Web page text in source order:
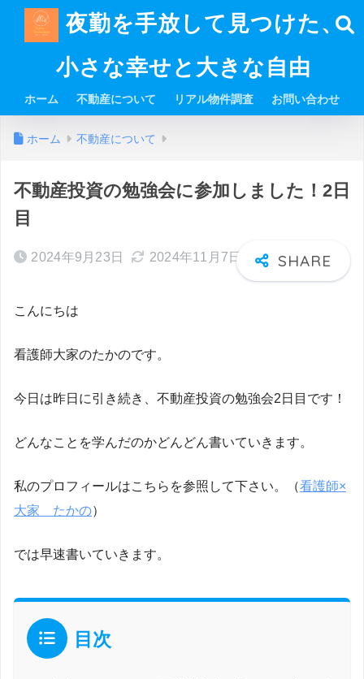
夜勤を手放して見つけた、
小さな幸せと大きな自由
ホーム 不動産について リアル物件調査 お問い合わせ
ホーム 不動産について
不動産投資の勉強会に参加しました！2日
目
2024年9月23日 2024年11月7日
こんにちは
看護師大家のたかのです。
今日は昨日に引き続き、不動産投資の勉強会2日目です！
どんなことを学んだのかどんどん書いていきます。
私のプロフィールはこちらを参照して下さい。（看護師×
大家 たかの）
では早速書いていきます。
目次